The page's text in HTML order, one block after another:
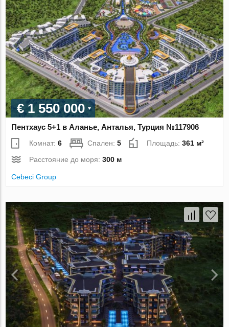
€ 1 550 000
Пентхаус 5+1 в Аланье, Анталья, Турция №117906
Комнат:6 Спален:5 Площадь:361 м²
Расстояние до моря:300 м
Cebeci Group